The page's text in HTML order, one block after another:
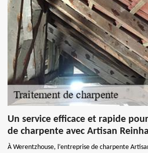
Un service efficace et rapide
de charpente avec Artisan
À Werentzhouse, l’entreprise de charpente